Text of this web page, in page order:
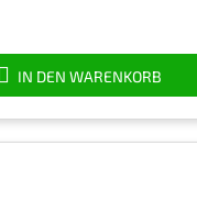
IN DEN WARENKORB